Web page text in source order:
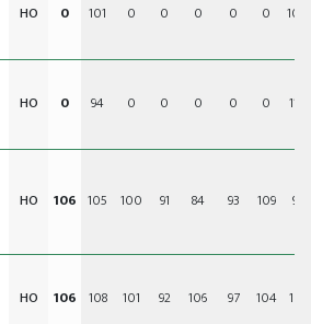
HO 0 101 0 0 0 0 0 104
HO 0 94 0 0 0 0 0 110
HO 106 105 100 91 84 93 109 99
HO 106 108 101 92 106 97 104 101